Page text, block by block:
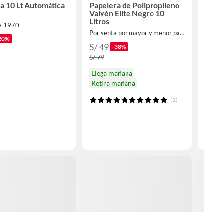
10 Lt Automática
1970
Papelera de Polipropileno
Vaivén Elite Negro 10
Litros
Por venta por mayor y menor para el hogar
S/ 49 -38%
S/ 79
Llega mañana
Retira mañana
(1)